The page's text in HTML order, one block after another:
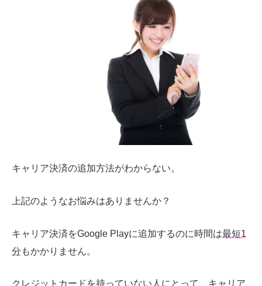
キャリア決済の追加方法がわからない。
上記のようなお悩みはありませんか？
キャリア決済をGoogle Playに追加するのに時間は最短1
分 もかかりません。
クレジットカードを持っていない人にとって、キャリア